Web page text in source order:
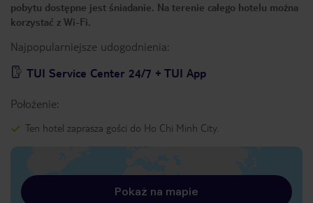
pobytu dostępne jest śniadanie. Na terenie całego hotelu można
korzystać z Wi-Fi.
Najpopularniejsze udogodnienia:
TUI Service Center 24/7 + TUI App
Położenie:
Ten hotel zaprasza gości do Ho Chi Minh City.
Pokaż na mapie